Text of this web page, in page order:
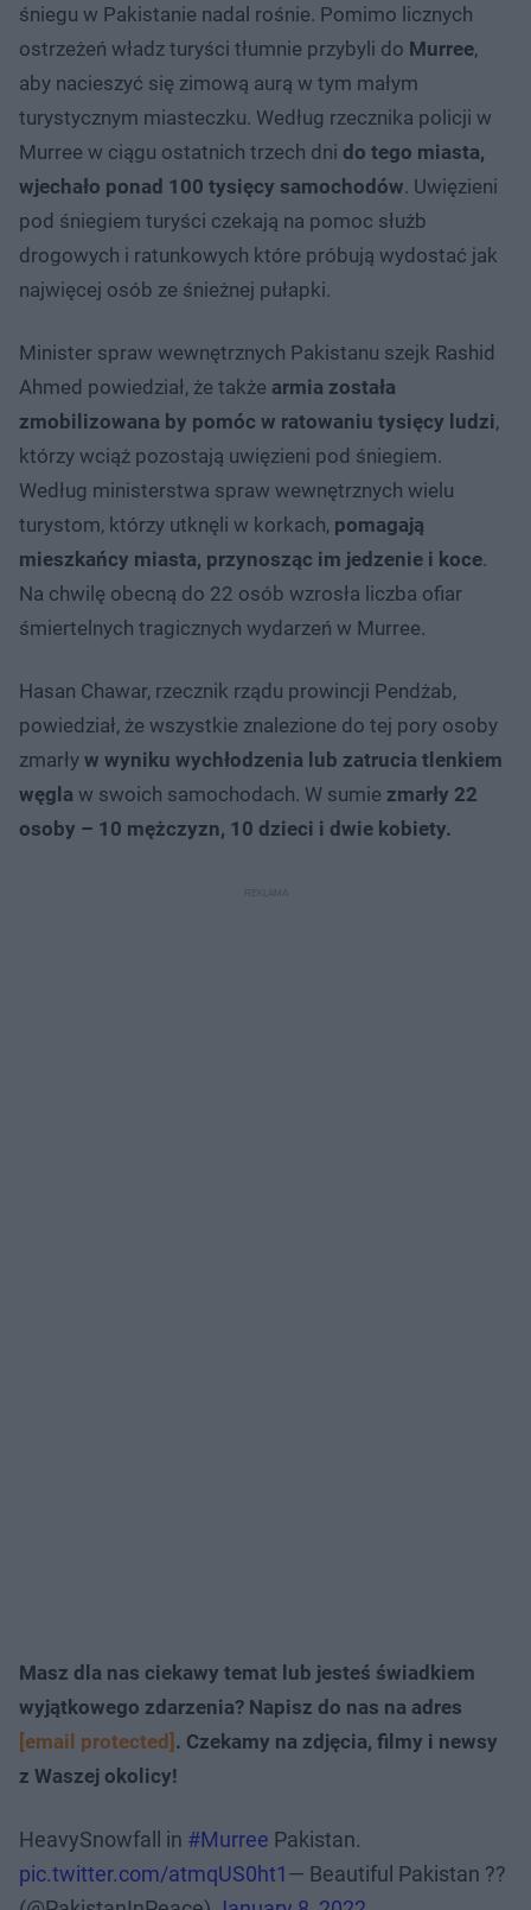
śniegu w Pakistanie nadal rośnie. Pomimo licznych
ostrzeżeń władz turyści tłumnie przybyli do Murree,
aby nacieszyć się zimową aurą w tym małym
turystycznym miasteczku. Według rzecznika policji w
Murree w ciągu ostatnich trzech dni do tego miasta,
wjechało ponad 100 tysięcy samochodów. Uwięzieni
pod śniegiem turyści czekają na pomoc służb
drogowych i ratunkowych które próbują wydostać jak
najwięcej osób ze śnieżnej pułapki.
Minister spraw wewnętrznych Pakistanu szejk Rashid
Ahmed powiedział, że także armia została
zmobilizowana by pomóc w ratowaniu tysięcy ludzi,
którzy wciąż pozostają uwięzieni pod śniegiem.
Według ministerstwa spraw wewnętrznych wielu
turystom, którzy utknęli w korkach, pomagają
mieszkańcy miasta, przynosząc im jedzenie i koce.
Na chwilę obecną do 22 osób wzrosła liczba ofiar
śmiertelnych tragicznych wydarzeń w Murree.
Hasan Chawar, rzecznik rządu prowincji Pendżab,
powiedział, że wszystkie znalezione do tej pory osoby
zmarły w wyniku wychłodzenia lub zatrucia tlenkiem
węgla w swoich samochodach. W sumie zmarły 22
osoby – 10 mężczyzn, 10 dzieci i dwie kobiety.
Masz dla nas ciekawy temat lub jesteś świadkiem
wyjątkowego zdarzenia? Napisz do nas na adres
[email protected] . Czekamy na zdjęcia, filmy i newsy
z Waszej okolicy!
HeavySnowfall in #Murree Pakistan.
pic.twitter.com/atmqUS0ht1— Beautiful Pakistan ??